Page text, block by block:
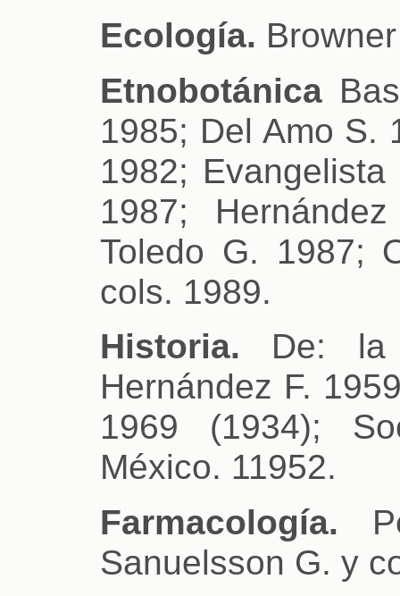
Ecología.
Etnobotánica
1985; Del Amo S.
1982;
1987;
Toledo G. 1987;
cols. 1989.
Historia. De: la
Hernández F.
1969 (1934);
México. 11952.
Farmacología.
Sanuelsson G. y